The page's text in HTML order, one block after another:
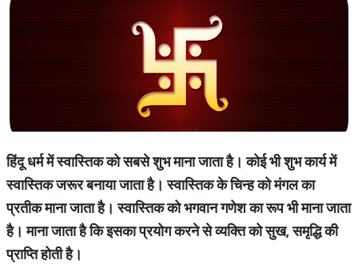
हिंदू धर्म में स्वास्तिक को सबसे शुभ माना जाता है। कोई भी शुभ कार्य में
स्वास्तिक जरूर बनाया जाता है। स्वास्तिक के चिन्ह को मंगल का
प्रतीक माना जाता है। स्वास्तिक को भगवान गणेश का रूप भी माना जाता
है। माना जाता है कि इसका प्रयोग करने से व्यक्ति को सुख, समृद्धि की
प्राप्ति होती है।